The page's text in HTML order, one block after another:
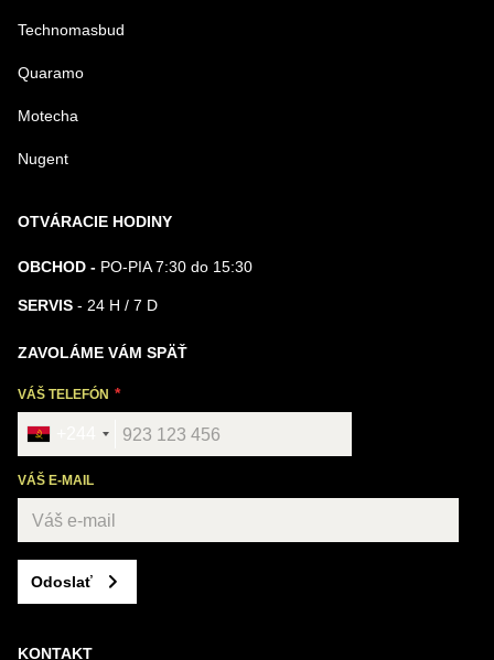
Technomasbud
Quaramo
Motecha
Nugent
OTVÁRACIE HODINY
OBCHOD - PO-PIA 7:30 do 15:30
SERVIS - 24 H / 7 D
ZAVOLÁME VÁM SPÄŤ
VÁŠ TELEFÓN
VÁŠ E-MAIL
Odoslať
KONTAKT